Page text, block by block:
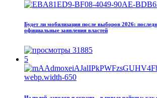
Будет ли мобилизация после выборов 2026:
официальные заявления властей
31885
5